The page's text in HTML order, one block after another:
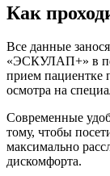
Как
Все данные
«ЭСКУЛАП+» в
прием пациентке
осмотра на
Современные
тому, чтобы
максимально
дискомфорта.